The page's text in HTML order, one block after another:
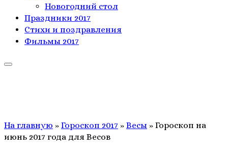
Новогодний стол
Праздники 2017
Стихи и поздравления
Фильмы 2017
На главную » Гороскоп 2017 » Весы » Гороскоп на
июнь 2017 года для Весов